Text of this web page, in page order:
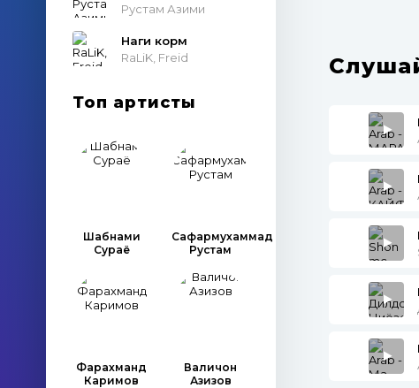
Рустам Азими
Наги корм
RaLiK, Freid
Топ артисты
Шабнами
Сураё
Сафармухаммад
Рустам
Фарахманд
Каримов
Валичон
Азизов